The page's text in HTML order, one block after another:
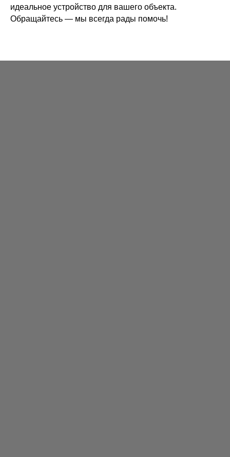
идеальное устройство для вашего объекта.
Обращайтесь — мы всегда рады помочь!